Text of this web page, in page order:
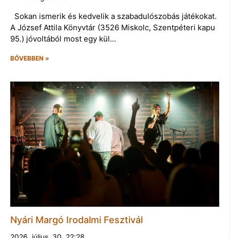
Sokan ismerik és kedvelik a szabadulószobás játékokat.
A József Attila Könyvtár (3526 Miskolc, Szentpéteri kapu
95.) jóvoltából most egy kül…
BŐVEBBEN »
Nyári Margó Irodalmi Fesztivál